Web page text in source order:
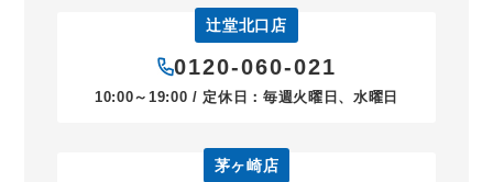
辻堂北口店
0120-060-021
10:00～19:00 / 定休日：毎週火曜日、水曜日
茅ヶ崎店